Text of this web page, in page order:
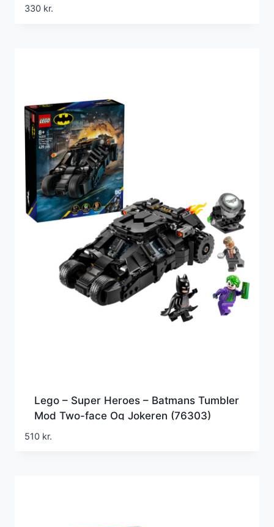
330 kr.
Lego – Super Heroes – Batmans Tumbler
Mod Two-face Og Jokeren (76303)
510 kr.